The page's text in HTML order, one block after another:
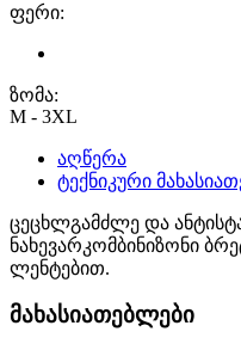
ფერი:
ზომა:
M - 3XL
აღწერა
ტექნიკური
ცეცხლგამძლე და
ნახევარკომბინიზონი
ლენტებით.
მახასიათებლები